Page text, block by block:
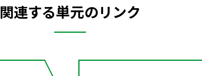
関連する単元のリンク